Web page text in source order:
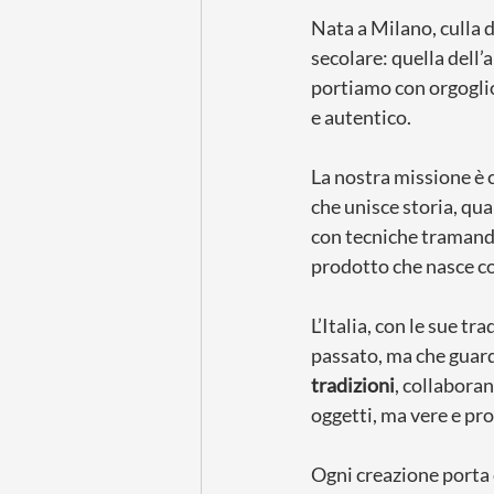
Nata a Milano, culla
secolare: quella
portiamo con
e autentico.
La nostra missione è
che unisce storia,
con tecniche
prodotto che nasce
L’Italia, con le sue
passato, ma che
tradizioni,
oggetti, ma vere e
Ogni creazione porta